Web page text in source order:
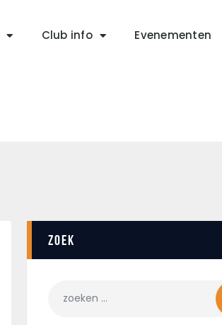
Club info Evenementen
Zoek